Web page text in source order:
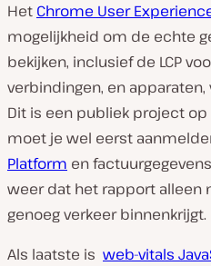
Het Chrome User
mogelijkheid om de echte
bekijken, inclusief de LCP
verbindingen, en apparaten,
Dit is een publiek project op
moet je wel eerst
Platform en
weer dat het rapport alleen
genoeg verkeer binnenkrijgt.
Als laatste is web-vitals